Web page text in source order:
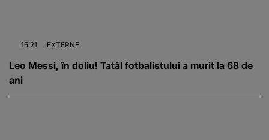
15:21 EXTERNE
Leo Messi, în doliu! Tatăl fotbalistului a murit la 68 de
ani